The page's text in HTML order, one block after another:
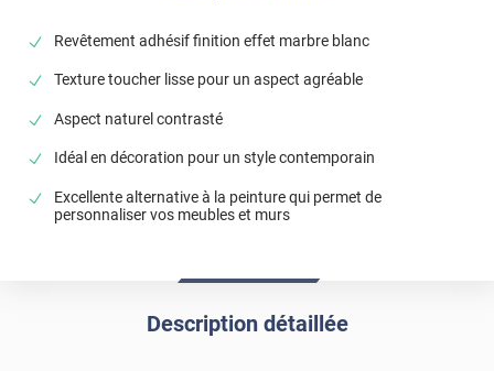
Revêtement adhésif finition effet marbre blanc
Texture toucher lisse pour un aspect agréable
Aspect naturel contrasté
Idéal en décoration pour un style contemporain
Excellente alternative à la peinture qui permet de
personnaliser vos meubles et murs
Description détaillée